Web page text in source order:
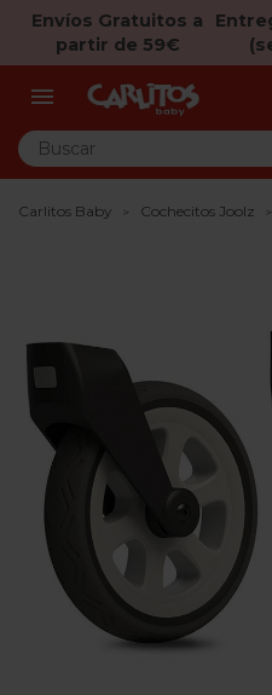
Envíos Gratuitos a
partir de 59€

Carlitos Baby Cochecitos Joolz